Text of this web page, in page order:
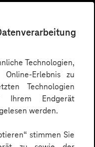
Technologien,
Erlebnis zu
Technologien
Ihrem Endgerät
werden.
stimmen Sie
Use
Journey
Chatbots: Sie
gesamten
Business
Use Cases,